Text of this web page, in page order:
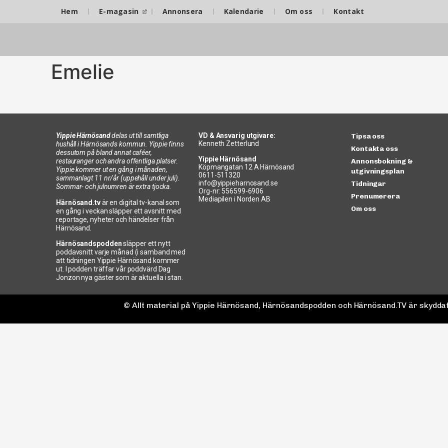
Hem E-magasin Annonsera Kalendarie Om oss Kontakt
Emelie
Yippie Härnösanddelas ut till samtliga
hushåll i Härnösands kommun. Yippie finns
dessutom på bland annat caféer,
restauranger och andra offentliga platser.
Yippie kommer ut en gång i månaden,
sammanlagt 11 nr/år (uppehåll under juli).
Sommar- och julnumren är extra tjocka.
Härnösand.tvär en digital tv-kanal som
en gång i veckan släpper ett avsnitt med
reportage, nyheter och händelser från
Härnösand.
Härnösandspoddensläpper ett nytt
poddavsnitt varje månad (i samband med
att tidningen Yippie Härnösand kommer
ut. I podden träffar vår poddvärd Dag
Jonzon nya gäster som är aktuella i stan.
VD & Ansvarig utgivare:
Kenneth Zetterlund
Yippie Härnösand
Köpmangatan 12 A Härnösand
0611-511320
info@yippieharnosand.se
Org-nr: 556599-6906
Mediapilen i Norden AB
Tipsa oss
Kontakta oss
Annonsbokning &
utgivningsplan
Tidningar
Prenumerera
Om oss
© Allt material på Yippie Härnösand, Härnösandspodden och Härnösand.TV är